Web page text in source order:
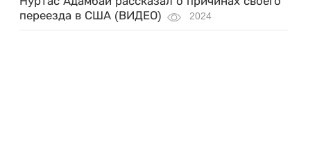
переезда в США (ВИДЕО)
2024